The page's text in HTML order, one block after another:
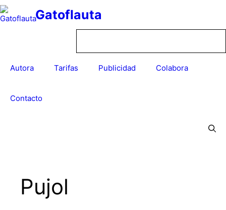
Saltar
al
Gatoflauta
Autora Tarifas Publicidad Colabora
Contacto
Pujol